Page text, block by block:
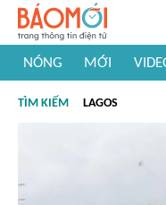
NÓNG MỚI
#Khám phá thế giới
TÌM KIẾM LAGOS